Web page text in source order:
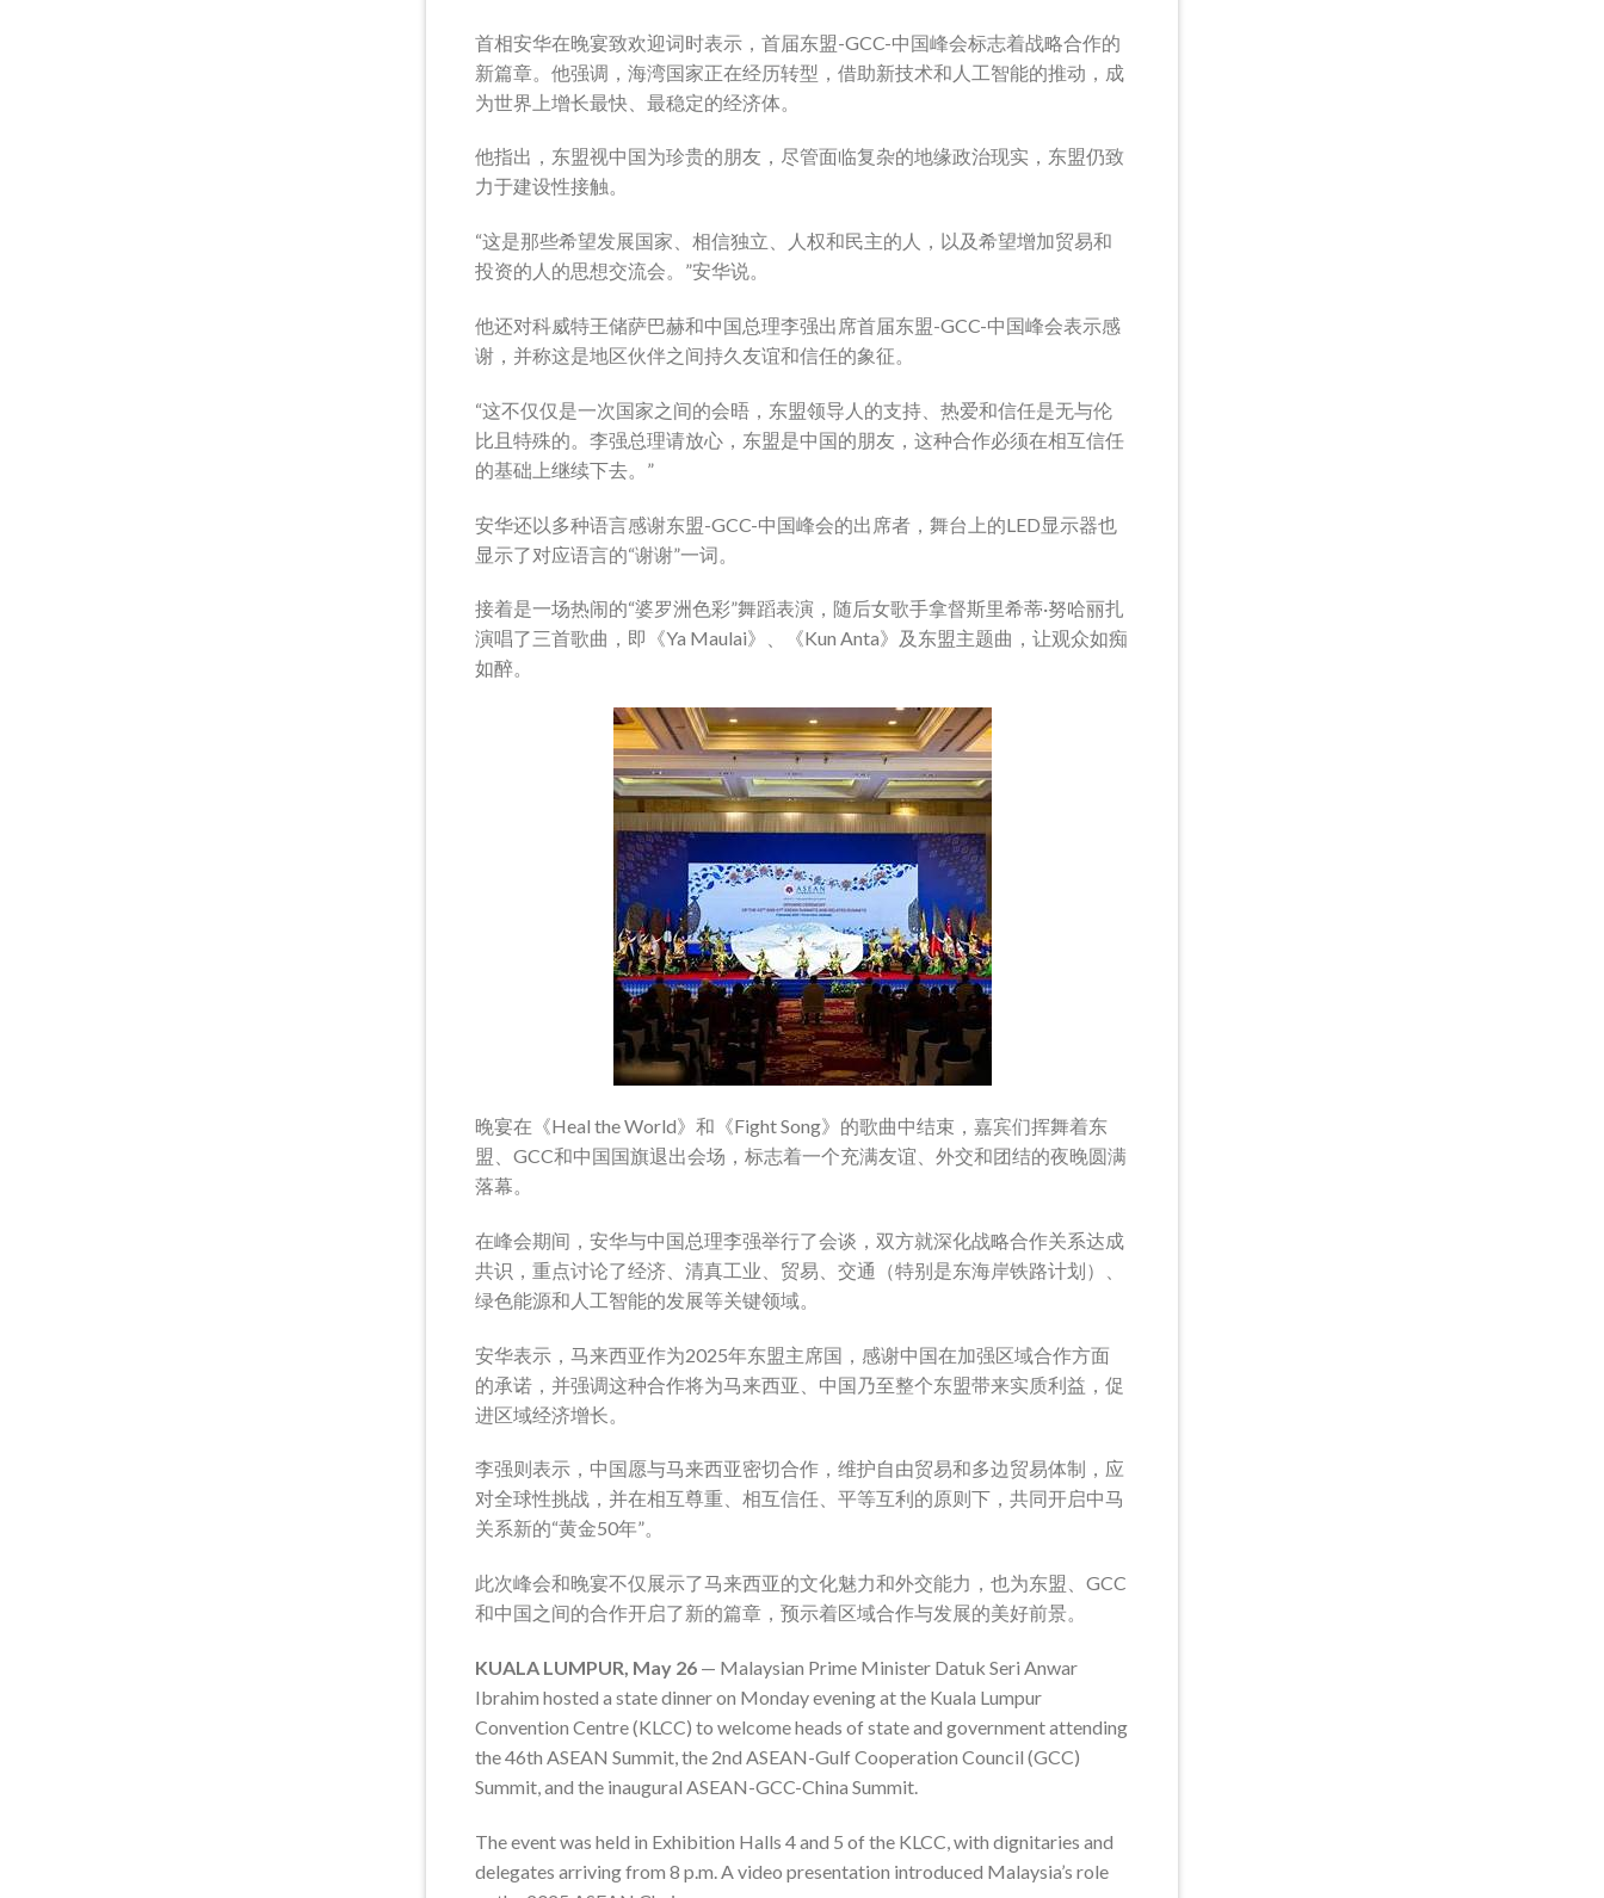
首相安华在晚宴致欢迎词时表示，首届东盟-GCC-中国峰会标志着战略合作的
新篇章。他强调，海湾国家正在经历转型，借助新技术和人工智能的推动，成
为世界上增长最快、最稳定的经济体。
他指出，东盟视中国为珍贵的朋友，尽管面临复杂的地缘政治现实，东盟仍致
力于建设性接触。
“这是那些希望发展国家、相信独立、人权和民主的人，以及希望增加贸易和
投资的人的思想交流会。”安华说。
他还对科威特王储萨巴赫和中国总理李强出席首届东盟-GCC-中国峰会表示感
谢，并称这是地区伙伴之间持久友谊和信任的象征。
“这不仅仅是一次国家之间的会晤，东盟领导人的支持、热爱和信任是无与伦
比且特殊的。李强总理请放心，东盟是中国的朋友，这种合作必须在相互信任
的基础上继续下去。”
安华还以多种语言感谢东盟-GCC-中国峰会的出席者，舞台上的LED显示器也
显示了对应语言的“谢谢”一词。
接着是一场热闹的“婆罗洲色彩”舞蹈表演，随后女歌手拿督斯里希蒂·努哈丽扎
演唱了三首歌曲，即《Ya Maulai》、《Kun Anta》及东盟主题曲，让观众如痴
如醉。
晚宴在《Heal the World》和《Fight Song》的歌曲中结束，嘉宾们挥舞着东
盟、GCC和中国国旗退出会场，标志着一个充满友谊、外交和团结的夜晚圆满
落幕。
在峰会期间，安华与中国总理李强举行了会谈，双方就深化战略合作关系达成
共识，重点讨论了经济、清真工业、贸易、交通（特别是东海岸铁路计划）、
绿色能源和人工智能的发展等关键领域。
安华表示，马来西亚作为2025年东盟主席国，感谢中国在加强区域合作方面
的承诺，并强调这种合作将为马来西亚、中国乃至整个东盟带来实质利益，促
进区域经济增长。
李强则表示，中国愿与马来西亚密切合作，维护自由贸易和多边贸易体制，应
对全球性挑战，并在相互尊重、相互信任、平等互利的原则下，共同开启中马
关系新的“黄金50年”。
此次峰会和晚宴不仅展示了马来西亚的文化魅力和外交能力，也为东盟、GCC
和中国之间的合作开启了新的篇章，预示着区域合作与发展的美好前景。
KUALA LUMPUR, May 26 — Malaysian Prime Minister Datuk Seri Anwar
Ibrahim hosted a state dinner on Monday evening at the Kuala Lumpur
Convention Centre (KLCC) to welcome heads of state and government attending
the 46th ASEAN Summit, the 2nd ASEAN-Gulf Cooperation Council (GCC)
Summit, and the inaugural ASEAN-GCC-China Summit.
The event was held in Exhibition Halls 4 and 5 of the KLCC, with dignitaries and
delegates arriving from 8 p.m. A video presentation introduced Malaysia’s role